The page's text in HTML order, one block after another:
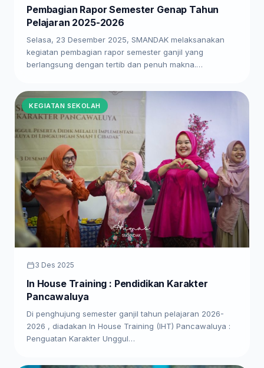
Pembagian Rapor Semester Genap Tahun
Pelajaran 2025-2026
Selasa, 23 Desember 2025, SMANDAK melaksanakan
kegiatan pembagian rapor semester ganjil yang
berlangsung dengan tertib dan penuh makna.…
KEGIATAN SEKOLAH
3 Des 2025
In House Training : Pendidikan Karakter
Pancawaluya
Di penghujung semester ganjil tahun pelajaran 2026-
2026 , diadakan In House Training (IHT) Pancawaluya :
Penguatan Karakter Unggul…